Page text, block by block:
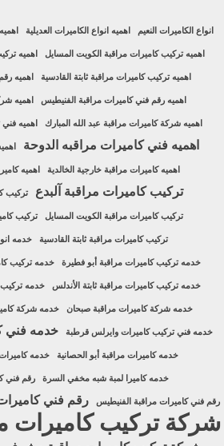
انواع الكاميرات النعيم اهميه انواع الكاميرات العديلية
اهميه تركيب كاميرات مراقبة الكويت المسايل اهميه
اهميه تركيب كاميرات مراقبة ثابتة القادسية اهميه
اهميه رقم فني كاميرات مراقبة الفنيطيس اهميه
اهميه شركة كاميرات مراقبة عبد الله المبارك اهميه
اهميه فني كاميرات مراقبه الدوحة
اهميه كاميرات مراقبة خارجية الخالدية اهميه
تركيب كاميرات مراقبة آلبدع تركيب
تركيب كاميرات مراقبة الكويت المسايل تركيب
تركيب كاميرات مراقبة ثابتة القادسية خدمه
خدمه تركيب كاميرات مراقبة أبو فطيرة خدمه تركيب
خدمه تركيب كاميرات مراقبة ثابتة الأندلس خدمه تركيب
خدمه شركة كاميرات مراقبة صبحان خدمه شركة
خدمه فني تركيب كاميرات وايرلس قرطبة خدمه فني
خدمه كاميرات مراقبة أبو الحصانية خدمه كاميرات
خدمه كاميرا لمبة شبه مخفي السرة رقم فني
رقم فني كاميرات مراقبة الفنيطيس رقم فني كاميرات
شركة تركيب كاميرات